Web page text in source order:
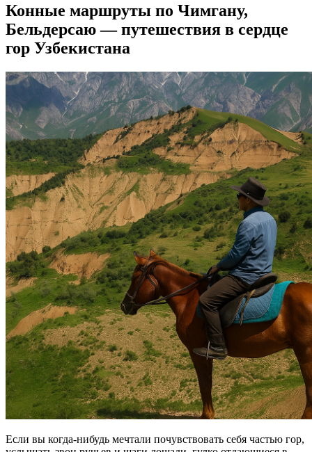
Конные маршруты по Чимгану,
Бельдерсаю — путешествия в сердце
гор Узбекистана
Если вы когда-нибудь мечтали почувствовать себя частью гор,